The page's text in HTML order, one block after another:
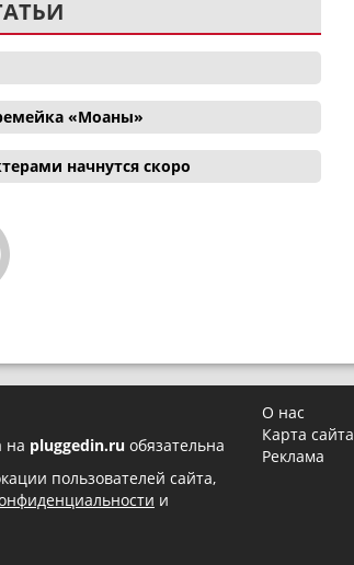
«Моаны»
начнутся скоро
на pluggedin.ru обязательна
пользователей сайта,
и
О нас
Карта сайта
Реклама